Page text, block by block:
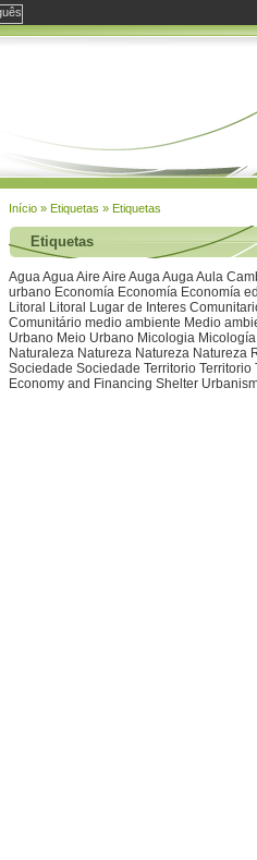
Início » Etiquetas » Etiquetas
Etiquetas
AguaAguaAire Aire AugaAugaAula
urbano Economía Economía Economía
Litoral Litoral Lugar de Interes
Comunitário medio ambiente Medio
Urbano Meio Urbano Micologia Micología
Naturaleza Natureza Natureza Natureza
Sociedade Sociedade Territorio Territorio
Economy and Financing Shelter